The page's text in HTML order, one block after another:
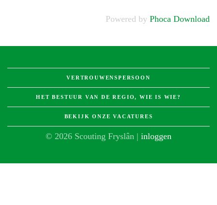
Powered by Phoca Download
VERTROUWENSPERSOON
HET BESTUUR VAN DE REGIO, WIE IS WIE?
BEKIJK ONZE VACATURES
© 2026 Scouting Fryslân | inloggen